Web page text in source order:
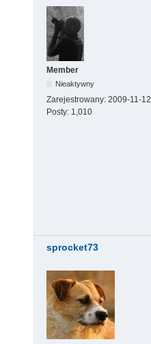
Member
Nieaktywny
Zarejestrowany: 2009-11-12
Posty: 1,010
sprocket73